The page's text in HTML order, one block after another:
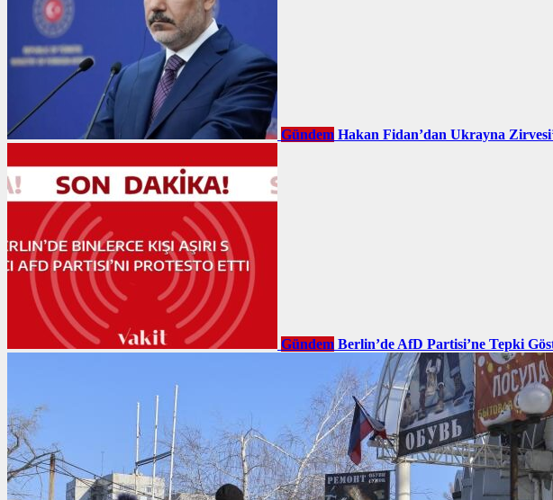
Gündem Hakan Fidan’dan Ukrayna
Gündem Berlin’de AfD Partisi’ne Tepki